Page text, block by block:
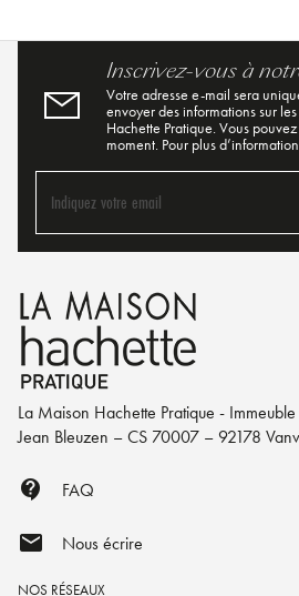
Inscrivez-vous à
Votre adresse e-mail sera
envoyer des informations sur
Hachette Pratique. Vous
moment. Pour plus
Indiquez votre email
La Maison Hachette Pratique -
Jean Bleuzen – CS 70007 – 92178
contact_support FAQ
mail Nous écrire
NOS RÉSEAUX